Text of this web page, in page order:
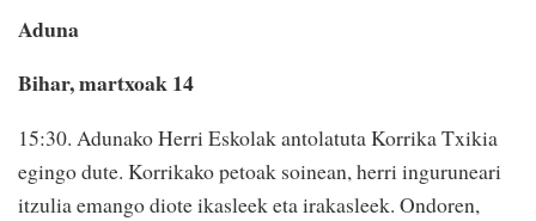
Aduna
Bihar, martxoak 14
15:30. Adunako Herri Eskolak antolatuta Korrika Txikia
egingo dute. Korrikako petoak soinean, herri inguruneari
itzulia emango diote ikasleek eta irakasleek. Ondoren,